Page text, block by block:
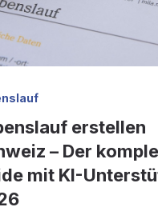
erstellen
– Der
mit KI-